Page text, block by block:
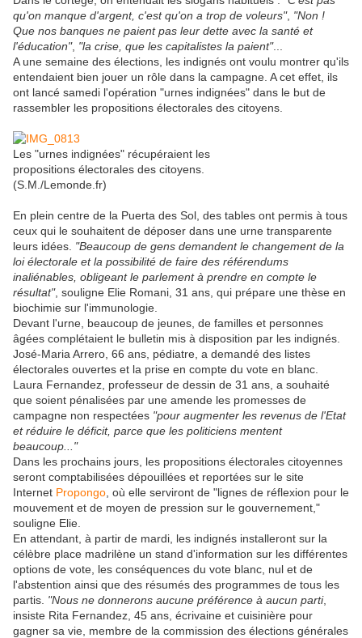
qu'on manque d'argent, c'est qu'on a trop de voleurs", "Non !
Que nos banques ne paient pas leur dette avec la santé et
l'éducation", "la crise, que les capitalistes la paient"...
A une semaine des élections, les indignés ont voulu montrer qu'ils
entendaient bien jouer un rôle dans la campagne. A cet effet, ils
ont lancé samedi l'opération "urnes indignées" dans le but de
rassembler les propositions électorales des citoyens.
Les "urnes indignées" récupéraient les
propositions électorales des citoyens.
(S.M./Lemonde.fr)
En plein centre de la Puerta des Sol, des tables ont permis à tous
ceux qui le souhaitent de déposer dans une urne transparente
leurs idées. "Beaucoup de gens demandent le changement de la
loi électorale et la possibilité de faire des référendums
inaliénables, obligeant le parlement à prendre en compte le
résultat", souligne Elie Romani, 31 ans, qui prépare une thèse en
biochimie sur l'immunologie.
Devant l'urne, beaucoup de jeunes, de familles et personnes
âgées complétaient le bulletin mis à disposition par les indignés.
José-Maria Arrero, 66 ans, pédiatre, a demandé des listes
électorales ouvertes et la prise en compte du vote en blanc.
Laura Fernandez, professeur de dessin de 31 ans, a souhaité
que soient pénalisées par une amende les promesses de
campagne non respectées "pour augmenter les revenus de l'Etat
et réduire le déficit, parce que les politiciens mentent
beaucoup..."
Dans les prochains jours, les propositions électorales citoyennes
seront comptabilisées dépouillées et reportées sur le site
Internet Propongo , où elle serviront de "lignes de réflexion pour le
mouvement et de moyen de pression sur le gouvernement,"
souligne Elie.
En attendant, à partir de mardi, les indignés installeront sur la
célèbre place madrilène un stand d'information sur les différentes
options de vote, les conséquences du vote blanc, nul et de
l'abstention ainsi que des résumés des programmes de tous les
partis. "Nous ne donnerons aucune préférence à aucun parti,
insiste Rita Fernandez, 45 ans, écrivaine et cuisinière pour
gagner sa vie, membre de la commission des élections générales